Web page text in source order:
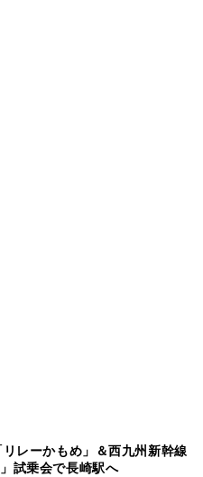
レーかもめ」＆西九州新幹線
」試乗会で長崎駅へ